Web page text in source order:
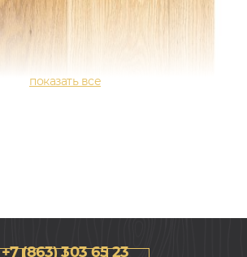
+7 (863) 303 65 23